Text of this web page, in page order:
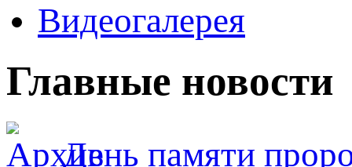
Видеогалерея
Главные новости
День памяти